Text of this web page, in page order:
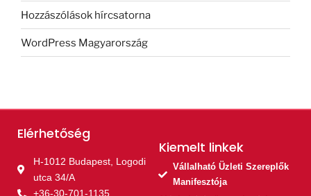
Hozzászólások hírcsatorna
WordPress Magyarország
Elérhetőség
H-1012 Budapest, Logodi
utca 34/A
+36-30-701-1135
Kiemelt linkek​
Vállalható Üzleti Szereplők
Manifesztója